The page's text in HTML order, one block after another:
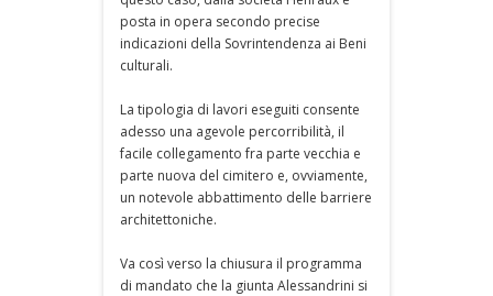
posta in opera secondo precise
indicazioni della Sovrintendenza ai Beni
culturali.
La tipologia di lavori eseguiti consente
adesso una agevole percorribilità, il
facile collegamento fra parte vecchia e
parte nuova del cimitero e, ovviamente,
un notevole abbattimento delle barriere
architettoniche.
Va così verso la chiusura il programma
di mandato che la giunta Alessandrini si